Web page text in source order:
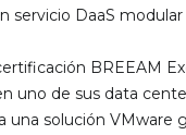
servicio DaaS modular
BREEAM
uno de sus data
una solución VMware